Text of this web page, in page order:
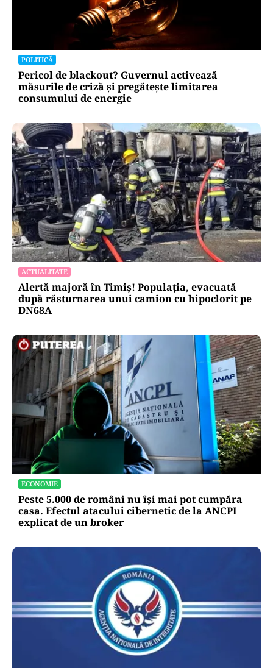
POLITICĂ
Pericol de blackout? Guvernul activează
măsurile de criză și pregătește limitarea
consumului de energie
ACTUALITATE
Alertă majoră în Timiș! Populația, evacuată
după răsturnarea unui camion cu hipoclorit pe
DN68A
ECONOMIE
Peste 5.000 de români nu își mai pot cumpăra
casa. Efectul atacului cibernetic de la ANCPI
explicat de un broker